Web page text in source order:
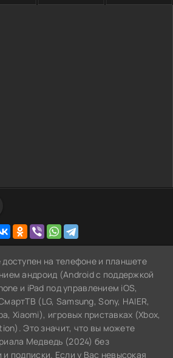
на телефоне и планшете
андроид (Android с поддержкой
и iPad под управлением iOS,
(LG, Samsung, Sony, HAIER,
Xiaomi), игровых приставках (Xbox,
Это значит, что вы можете
Медведь (2024) без
и подписки. Если у Вас невысокая